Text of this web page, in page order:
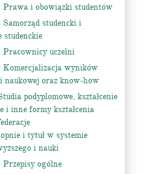
Prawa i obowiązki studentów
Samorząd studencki i
studenckie
Pracownicy uczelni
Komercjalizacja wyników
naukowej oraz know-how
podyplomowe, kształcenie
i inne formy kształcenia
i tytuł w systemie
i nauki
Przepisy ogólne